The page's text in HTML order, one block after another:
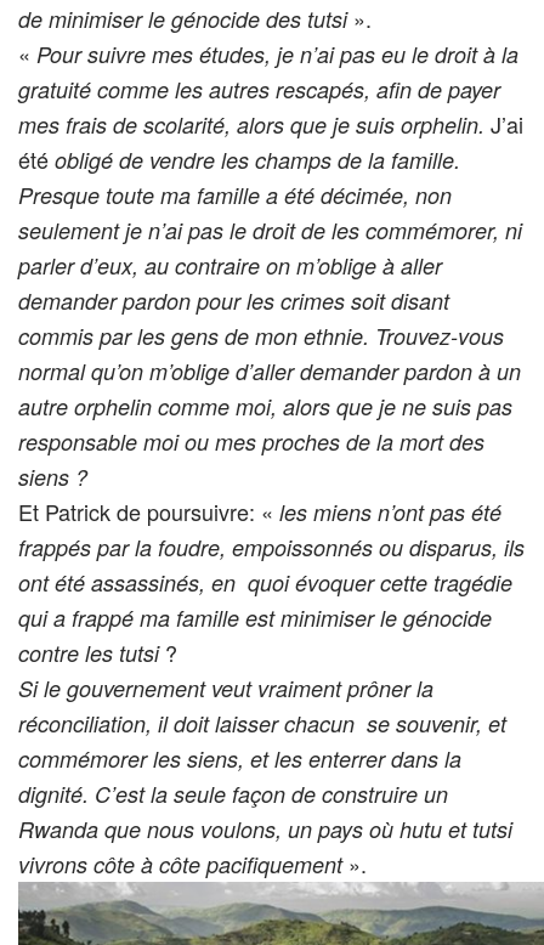
de minimiser le génocide des tutsi».
« Pour suivre mes études, je n’ai pas eu le droit à la
gratuité comme les autres rescapés, afin de payer
mes frais de scolarité, alors que je suis orphelin. J’ai
été obligé de vendre les champs de la famille.
Presque toute ma famille a été décimée, non
seulement je n’ai pas le droit de les commémorer, ni
parler d’eux, au contraire on m’oblige à aller
demander pardon pour les crimes soit disant
commis par les gens de mon ethnie. Trouvez-vous
normal qu’on m’oblige d’aller demander pardon à un
autre orphelin comme moi, alors que je ne suis pas
responsable moi ou mes proches de la mort des
siens ?
Et Patrick de poursuivre: « les miens n’ont pas été
frappés par la foudre, empoissonnés ou disparus, ils
ont été assassinés, en quoi évoquer cette tragédie
qui a frappé ma famille est minimiser le génocide
contre les tutsi?
Si le gouvernement veut vraiment prôner la
réconciliation, il doit laisser chacun se souvenir, et
commémorer les siens, et les enterrer dans la
dignité. C’est la seule façon de construire un
Rwanda que nous voulons, un pays où hutu et tutsi
vivrons côte à côte pacifiquement».